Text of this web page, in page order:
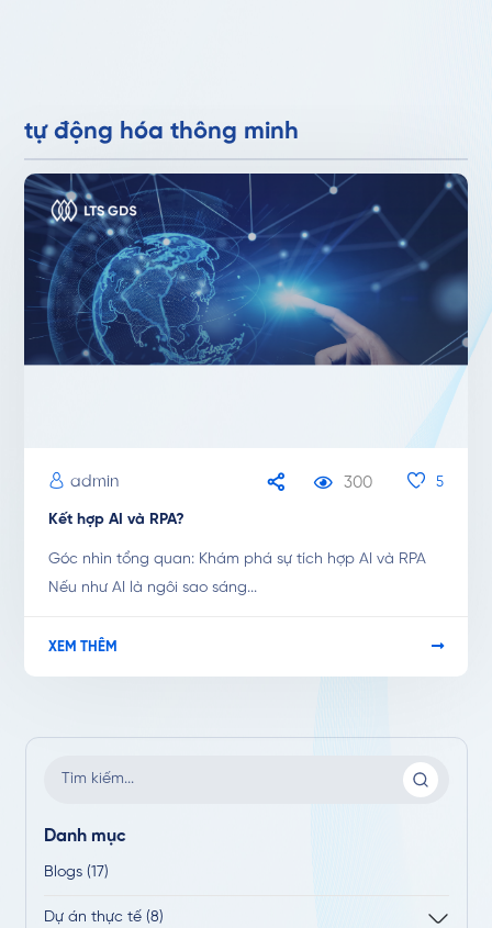
tự động hóa thông minh
admin 300 5
Kết hợp AI và RPA?
Góc nhìn tổng quan: Khám phá sự tích hợp AI và RPA
Nếu như AI là ngôi sao sáng...
XEM THÊM
Danh mục
Blogs (17)
Dự án thực tế (8)